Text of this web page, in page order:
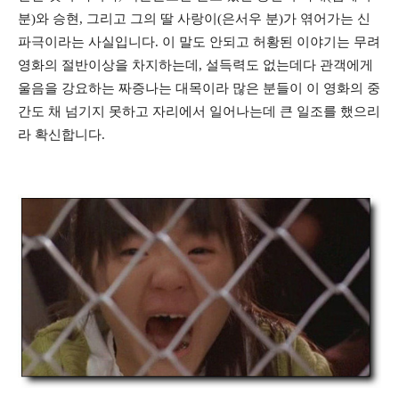
분)와 승현, 그리고 그의 딸 사랑이(은서우 분)가 엮어가는 신
파극이라는 사실입니다. 이 말도 안되고 허황된 이야기는 무려
영화의 절반이상을 차지하는데, 설득력도 없는데다 관객에게
울음을 강요하는 짜증나는 대목이라 많은 분들이 이 영화의 중
간도 채 넘기지 못하고 자리에서 일어나는데 큰 일조를 했으리
라 확신합니다.